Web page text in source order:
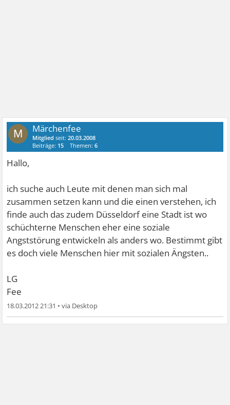
M Märchenfee
Mitglied seit:20.03.2008
Beiträge: 15 Themen:6
Hallo,
ich suche auch Leute mit denen man sich mal
zusammen setzen kann und die einen verstehen, ich
finde auch das zudem Düsseldorf eine Stadt ist wo
schüchterne Menschen eher eine soziale
Angststörung entwickeln als anders wo. Bestimmt gibt
es doch viele Menschen hier mit sozialen Ängsten..
LG
Fee
18.03.2012 21:31 •